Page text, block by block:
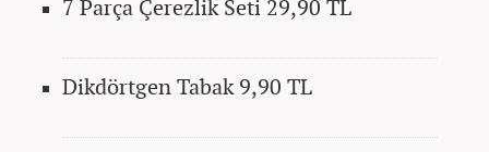
7 Parça Çerezlik Seti 29,90 TL
Dikdörtgen Tabak 9,90 TL